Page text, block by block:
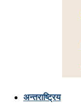
अन्तराष्ट्रिय